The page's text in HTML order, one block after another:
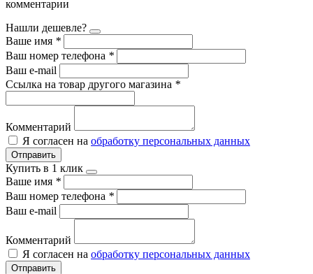
комментарии
Нашли дешевле?
Ваше имя *
Ваш номер телефона *
Ваш e-mail
Ссылка на товар другого магазина *
Комментарий
Я согласен на обработку персональных данных
Отправить
Купить в 1 клик
Ваше имя *
Ваш номер телефона *
Ваш e-mail
Комментарий
Я согласен на обработку персональных данных
Отправить